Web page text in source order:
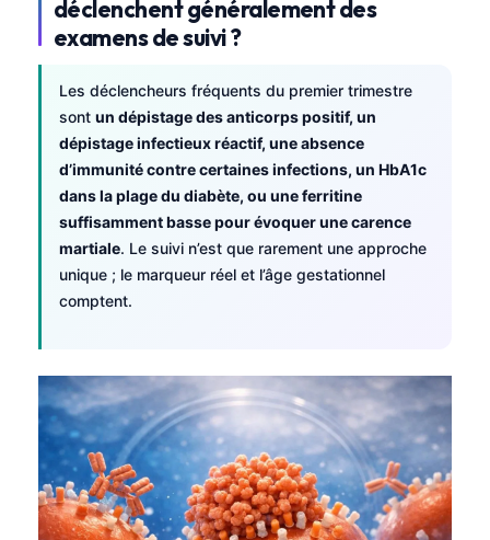
déclenchent généralement des
examens de suivi ?
Les déclencheurs fréquents du premier trimestre
sont un dépistage des anticorps positif, un
dépistage infectieux réactif, une absence
d’immunité contre certaines infections, un HbA1c
dans la plage du diabète, ou une ferritine
suffisamment basse pour évoquer une carence
martiale. Le suivi n’est que rarement une approche
unique ; le marqueur réel et l’âge gestationnel
comptent.